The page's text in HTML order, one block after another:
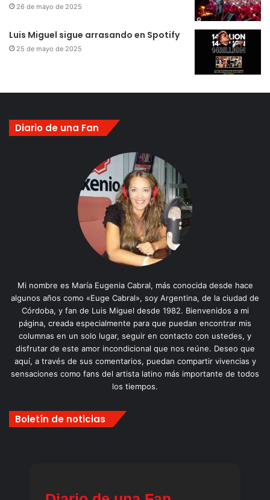
26 de mayo de 2025
Luis Miguel sigue arrasando en Spotify
25 de mayo de 2025
Diario de una Fan
Mi nombre es María Eugenia Cabral, más conocida desde hace
algunos años como «Euge Cabral», soy Argentina, de la ciudad de
Córdoba, y fan de Luis Miguel desde 1982. Bienvenidos a mi
página, creada especialmente para que puedan encontrar mis
columnas en un solo lugar, seguir en contacto con ustedes, y
disfrutar de este amor incondicional que nos reúne. Deseo que
aquí, a través de sus comentarios, puedan compartir vivencias y
sensaciones como fans del artista latino más importante de todos
los tiempos.
Boletín de noticias